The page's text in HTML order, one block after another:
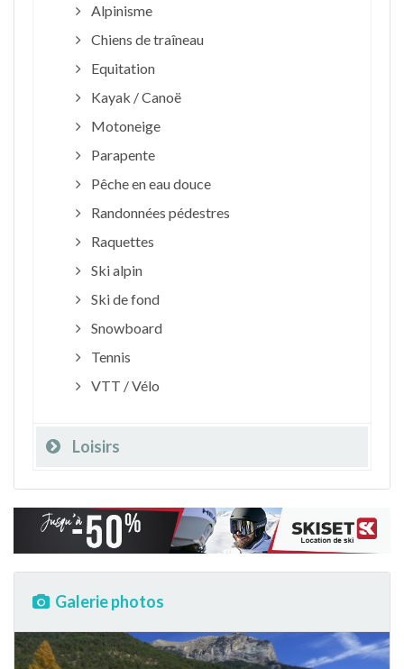
Alpinisme
Chiens de traîneau
Equitation
Kayak / Canoë
Motoneige
Parapente
Pêche en eau douce
Randonnées pédestres
Raquettes
Ski alpin
Ski de fond
Snowboard
Tennis
VTT / Vélo
Loisirs
Galerie photos